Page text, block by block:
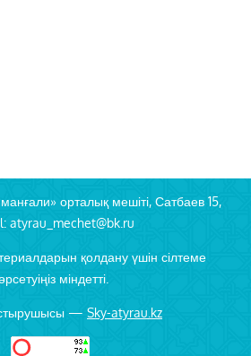
орталық мешіті, Сатбаев 15,
atyrau_mechet@bk.ru
қолдану үшін сілтеме
міндетті.
— Sky-atyrau.kz